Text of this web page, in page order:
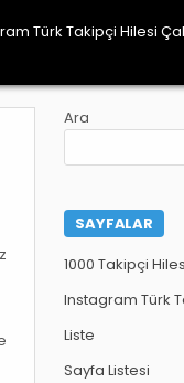
Türk Takipçi Hilesi
Ara
SAYFALAR
1000 Takipçi
Instagram Türk
Liste
Sayfa Listesi